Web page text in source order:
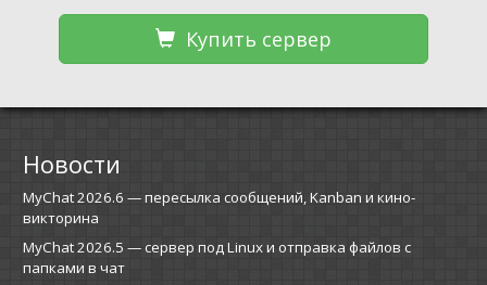
Купить сервер
Новости
MyChat 2026.6 — пересылка сообщений, Kanban и кино-
викторина
MyChat 2026.5 — сервер под Linux и отправка файлов с
папками в чат